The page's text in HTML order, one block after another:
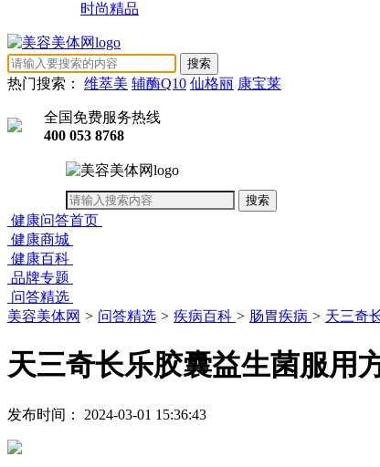
时尚精品
热门搜索： 维萃美 辅酶Q10 仙格丽 康宝莱
全国免费服务热线
400 053 8768
健康问答首页
健康商城
健康百科
品牌专题
问答精选
美容美体网 > 问答精选 > 疾病百科 > 肠胃疾病 > 天三奇
天三奇长乐胶囊益生菌服用
发布时间： 2024-03-01 15:36:43